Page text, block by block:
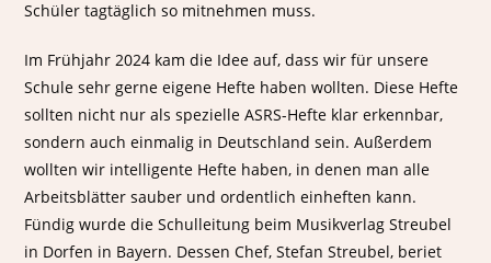
Schüler tagtäglich so mitnehmen muss.
Im Frühjahr 2024 kam die Idee auf, dass wir für unsere
Schule sehr gerne eigene Hefte haben wollten. Diese Hefte
sollten nicht nur als spezielle ASRS-Hefte klar erkennbar,
sondern auch einmalig in Deutschland sein. Außerdem
wollten wir intelligente Hefte haben, in denen man alle
Arbeitsblätter sauber und ordentlich einheften kann.
Fündig wurde die Schulleitung beim Musikverlag Streubel
in Dorfen in Bayern. Dessen Chef, Stefan Streubel, beriet